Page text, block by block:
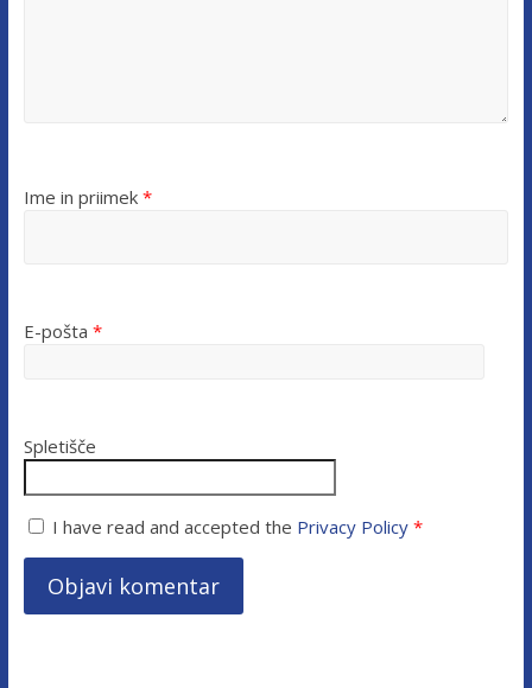
Ime in priimek *
E-pošta *
Spletišče
I have read and accepted the Privacy Policy*